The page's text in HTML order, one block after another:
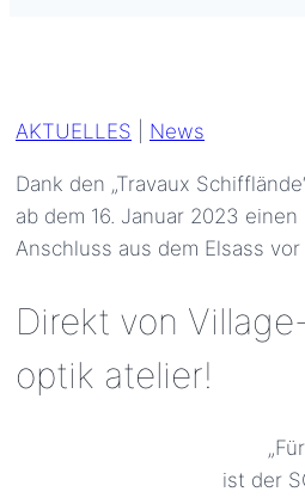
AKTUELLES News
Dank den „Travaux
ab dem 16. Januar 2023
Anschluss aus dem Elsass
Direkt von
optik atelier!
ist der